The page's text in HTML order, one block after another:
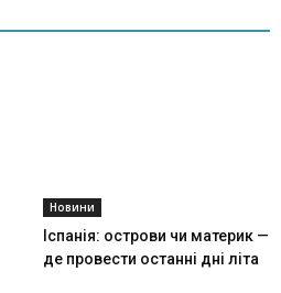
Новини
Іспанія: острови чи материк —
де провести останні дні літа